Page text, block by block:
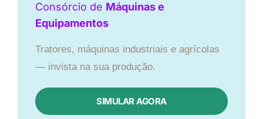
Consórcio de Máquinas e
Equipamentos
Tratores, máquinas industriais e agrícolas
— invista na sua produção.
SIMULAR AGORA